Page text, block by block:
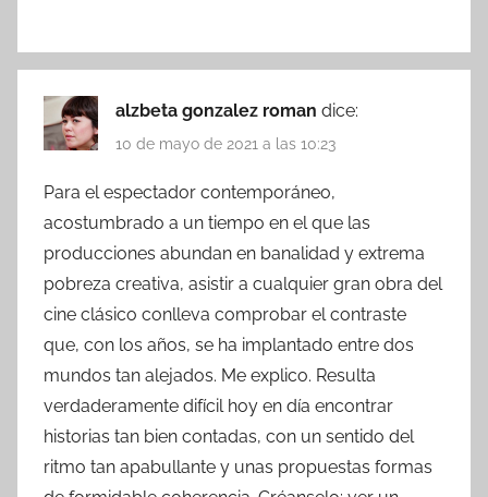
alzbeta gonzalez roman dice:
10 de mayo de 2021 a las 10:23
Para el espectador contemporáneo,
acostumbrado a un tiempo en el que las
producciones abundan en banalidad y extrema
pobreza creativa, asistir a cualquier gran obra del
cine clásico conlleva comprobar el contraste
que, con los años, se ha implantado entre dos
mundos tan alejados. Me explico. Resulta
verdaderamente difícil hoy en día encontrar
historias tan bien contadas, con un sentido del
ritmo tan apabullante y unas propuestas formas